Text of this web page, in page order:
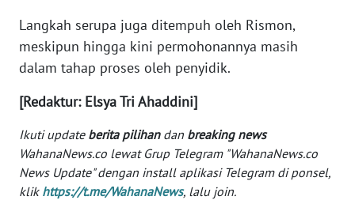
Langkah serupa juga ditempuh oleh Rismon,
meskipun hingga kini permohonannya masih
dalam tahap proses oleh penyidik.
[Redaktur: Elsya Tri Ahaddini]
Ikuti update berita pilihandan breaking news
WahanaNews.co lewat Grup Telegram "WahanaNews.co
News Update" dengan install aplikasi Telegram di ponsel,
klik https://t.me/WahanaNews, lalu join.
WN
NTB
WN
WN
SULBAR